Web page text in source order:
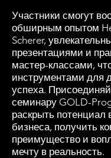
Участники смогут
обширным опытом
Scherer,
презентациями и
мастер-классами,
инструментами для
успеха.
семинару GOLD-
раскрыть потенциал
бизнеса, получить
преимущество и
мечту в реальность.